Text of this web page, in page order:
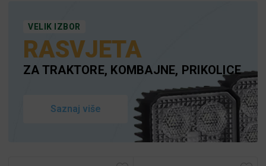
VELIK IZBOR
RASVJETA
ZA TRAKTORE, KOMBAJNE, PRIKOLICE
Saznaj više